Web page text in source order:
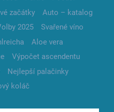
začátky
Auto – katalog
2025
Svařené víno
Aloe vera
Výpočet ascendentu
Nejlepší palačinky
koláč